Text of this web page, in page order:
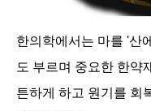
한의학에서는 마를 '산
도 부르며 중요한 한약
튼하게 하고 원기를 회